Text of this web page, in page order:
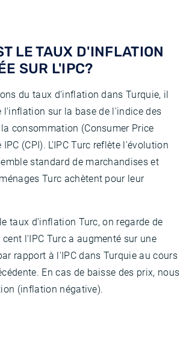
LE TAUX D'INFLATION
SUR L'IPC?
du taux d'inflation dans Turquie, il
l'inflation sur la base de l'indice des
consommation (Consumer Price
IPC (CPI). L'IPC Turc reflète l'évolution
standard de marchandises et
Turc achètent pour leur
taux d'inflation Turc, on regarde de
l'IPC Turc a augmenté sur une
rapport à l'IPC dans Turquie au cours
En cas de baisse des prix, nous
(inflation négative).